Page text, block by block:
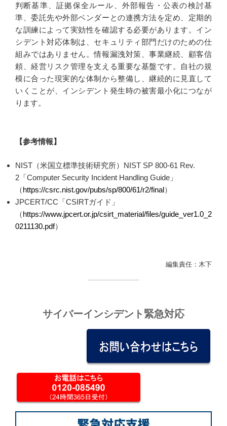
判断基準、証拠保全ルール、外部報告・公表の検討基
準、委託先や外部ベンダーとの連携方法を定め、定期的
な訓練によって実効性を確認する必要があります。イン
シデント対応体制は、セキュリティ部門だけのための仕
組みではありません。情報漏洩対策、事業継続、顧客信
頼、経営リスク管理を支える重要な基盤です。自社の規
模に合った現実的な体制から整備し、継続的に見直して
いくことが、インシデント発生時の被害最小化につなが
ります。
【参考情報】
NIST（米国立標準技術研究所）NIST SP 800-61 Rev.
2「Computer Security Incident Handling Guide」
（https://csrc.nist.gov/pubs/sp/800/61/r2/final）
JPCERT/CC「CSIRTガイド」
（https://www.jpcert.or.jp/csirt_material/files/guide_ver1.0_2
0211130.pdf）
編集責任：木下
サイバーインシデント緊急対応